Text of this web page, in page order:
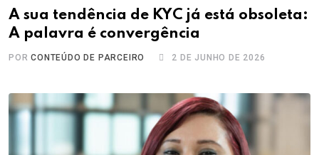
A sua tendência de KYC já está obsoleta:
A palavra é convergência
PORCONTEÚDO DE PARCEIRO 2 DE JUNHO DE 2026